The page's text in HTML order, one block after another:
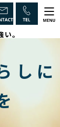
。
しに